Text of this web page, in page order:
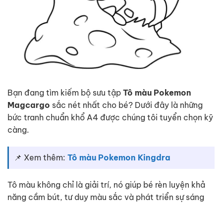
Bạn đang tìm kiếm bộ sưu tập Tô màu Pokemon
Magcargo sắc nét nhất cho bé? Dưới đây là những
bức tranh chuẩn khổ A4 được chúng tôi tuyển chọn kỹ
càng.
📌 Xem thêm: Tô màu Pokemon Kingdra
Tô màu không chỉ là giải trí, nó giúp bé rèn luyện khả
năng cầm bút, tư duy màu sắc và phát triển sự sáng